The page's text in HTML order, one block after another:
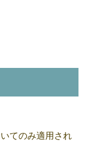
てのみ適用され